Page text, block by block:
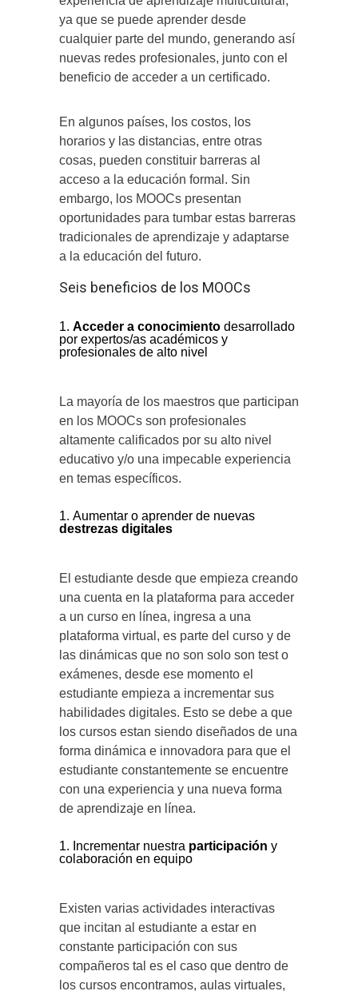
ya que se puede aprender desde
cualquier parte del mundo, generando así
nuevas redes profesionales, junto con el
beneficio de acceder a un certificado.
En algunos países, los costos, los
horarios y las distancias, entre otras
cosas, pueden constituir barreras al
acceso a la educación formal. Sin
embargo, los MOOCs presentan
oportunidades para tumbar estas barreras
tradicionales de aprendizaje y adaptarse
a la educación del futuro.
Seis beneficios de los MOOCs
Acceder a conocimiento desarrollado
por expertos/as académicos y
profesionales de alto nivel
La mayoría de los maestros que participan
en los MOOCs son profesionales
altamente calificados por su alto nivel
educativo y/o una impecable experiencia
en temas específicos.
Aumentar o aprender de nuevas
destrezas digitales
El estudiante desde que empieza creando
una cuenta en la plataforma para acceder
a un curso en línea, ingresa a una
plataforma virtual, es parte del curso y de
las dinámicas que no son solo son test o
exámenes, desde ese momento el
estudiante empieza a incrementar sus
habilidades digitales. Esto se debe a que
los cursos estan siendo diseñados de una
forma dinámica e innovadora para que el
estudiante constantemente se encuentre
con una experiencia y una nueva forma
de aprendizaje en línea.
Incrementar nuestra participación y
colaboración en equipo
Existen varias actividades interactivas
que incitan al estudiante a estar en
constante participación con sus
compañeros tal es el caso que dentro de
los cursos encontramos, aulas virtuales,